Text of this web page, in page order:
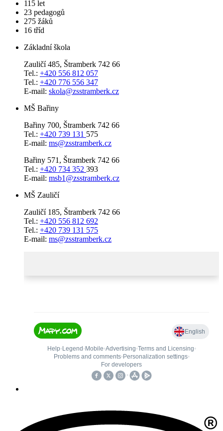
​115 let
23 pedagogů
275 žáků
16 tříd
Základní škola
Zauličí 485, Štramberk 742 66
Tel.: +420 556 812 057
Tel.: +420 776 556 347
E-mail: skola@zsstramberk.cz
MŠ Bařiny
Bařiny 700, Štramberk 742 66
Tel.: +420 739 131 575
E-mail: ms@zsstramberk.cz
Bařiny 571, Štramberk 742 66
Tel.: +420 734 352 393
E-mail: msb1@zsstramberk.cz
MŠ Zauličí
Zauličí 185, Štramberk 742 66
Tel.: +420 556 812 692
Tel.: +420 739 131 575
E-mail: ms@zsstramberk.cz